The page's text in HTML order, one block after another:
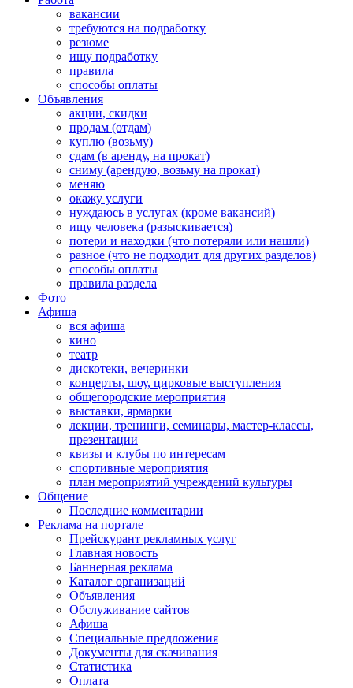
вакансии
требуются на подработку
резюме
ищу подработку
правила
способы оплаты
Объявления
акции, скидки
продам (отдам)
куплю (возьму)
сдам (в аренду, на прокат)
сниму (арендую, возьму на прокат)
меняю
окажу услуги
нуждаюсь в услугах (кроме вакансий)
ищу человека (разыскивается)
потери и находки (что потеряли или нашли)
разное (что не подходит для других разделов)
способы оплаты
правила раздела
Фото
Афиша
вся афиша
кино
театр
дискотеки, вечеринки
концерты, шоу, цирковые выступления
общегородские мероприятия
выставки, ярмарки
лекции, тренинги, семинары, мастер-классы,
презентации
квизы и клубы по интересам
спортивные мероприятия
план мероприятий учреждений культуры
Общение
Последние комментарии
Реклама на портале
Прейскурант рекламных услуг
Главная новость
Баннерная реклама
Каталог организаций
Объявления
Обслуживание сайтов
Афиша
Специальные предложения
Документы для скачивания
Статистика
Оплата